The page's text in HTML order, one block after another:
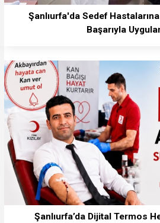
Şanlıurfa'da Sedef
Başarıyla
Şanlıurfa’da Dijital Termos